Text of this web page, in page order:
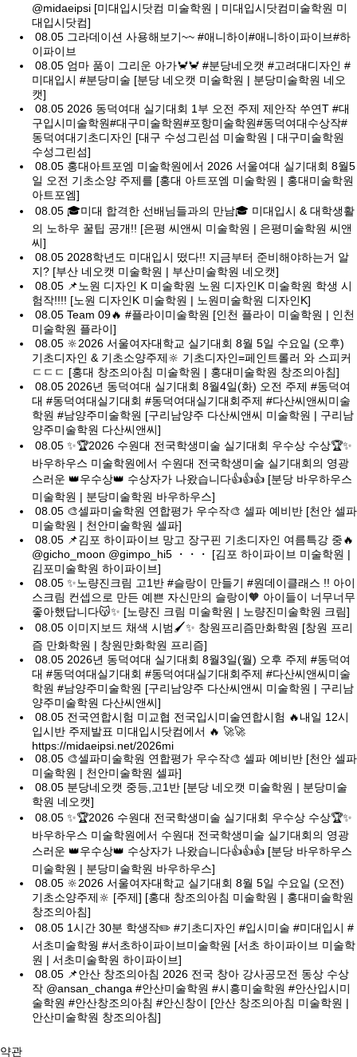
@midaeipsi [미대입시닷컴 미술학원 | 미대입시닷컴미술학원 미
대입시닷컴]
08.05 그라데이션 사용해보기~~ #애니하이#애니하이파이브#하
이파이브
08.05 엄마 품이 그리운 아가🦀🦀 #분당네오캣 #고려대디자인 #
미대입시 #분당미술 [분당 네오캣 미술학원 | 분당미술학원 네오
캣]
08.05 2026 동덕여대 실기대회 1부 오전 주제 제안작 쑤연T #대
구입시미술학원#대구미술학원#포항미술학원#동덕여대수상작#
동덕여대기초디자인 [대구 수성그린섬 미술학원 | 대구미술학원
수성그린섬]
08.05 홍대아트포엠 미술학원에서 2026 서울여대 실기대회 8월5
일 오전 기초소양 주제를 [홍대 아트포엠 미술학원 | 홍대미술학원
아트포엠]
08.05 🎓미대 합격한 선배님들과의 만남🎓 미대입시 & 대학생활
의 노하우 꿀팁 공개!! [은평 씨앤씨 미술학원 | 은평미술학원 씨앤
씨]
08.05 2028학년도 미대입시 떴다!! 지금부터 준비해야하는거 알
지? [부산 네오캣 미술학원 | 부산미술학원 네오캣]
08.05 📌노원 디자인 K 미술학원 노원 디자인K 미술학원 학생 시
험작!!!! [노원 디자인K 미술학원 | 노원미술학원 디자인K]
08.05 Team 09🔥 #플라이미술학원 [인천 플라이 미술학원 | 인천
미술학원 플라이]
08.05 🔆2026 서울여자대학교 실기대회 8월 5일 수요일 (오후)
기초디자인 & 기초소양주제🔆 기초디자인=페인트롤러 와 스피커
ㄷㄷㄷ [홍대 창조의아침 미술학원 | 홍대미술학원 창조의아침]
08.05 2026년 동덕여대 실기대회 8월4일(화) 오전 주제 #동덕여
대 #동덕여대실기대회 #동덕여대실기대회주제 #다산씨앤씨미술
학원 #남양주미술학원 [구리남양주 다산씨앤씨 미술학원 | 구리남
양주미술학원 다산씨앤씨]
08.05 ✨🏆2026 수원대 전국학생미술 실기대회 우수상 수상🏆✨
바우하우스 미술학원에서 수원대 전국학생미술 실기대회의 영광
스러운 👑우수상👑 수상자가 나왔습니다👍👍👍 [분당 바우하우스
미술학원 | 분당미술학원 바우하우스]
08.05 🎨셀파미술학원 연합평가 우수작🎨 셀파 예비반 [천안 셀파
미술학원 | 천안미술학원 셀파]
08.05 📌김포 하이파이브 망고 장구핀 기초디자인 여름특강 중🔥
@gicho_moon @gimpo_hi5 ・・・ [김포 하이파이브 미술학원 |
김포미술학원 하이파이브]
08.05 ✨노량진크림 고1반 #슬랑이 만들기 #원데이클래스 !! 아이
스크림 컨셉으로 만든 예쁜 자신만의 슬랑이🧡 아이들이 너무너무
좋아했답니다😽✨ [노량진 크림 미술학원 | 노량진미술학원 크림]
08.05 이미지보드 채색 시범🖌✨ 창원프리즘만화학원 [창원 프리
즘 만화학원 | 창원만화학원 프리즘]
08.05 2026년 동덕여대 실기대회 8월3일(월) 오후 주제 #동덕여
대 #동덕여대실기대회 #동덕여대실기대회주제 #다산씨앤씨미술
학원 #남양주미술학원 [구리남양주 다산씨앤씨 미술학원 | 구리남
양주미술학원 다산씨앤씨]
08.05 전국연합시험 미교협 전국입시미술연합시험 🔥내일 12시
입시반 주제발표 미대입시닷컴에서 🔥 🚀🚀
https://midaeipsi.net/2026mi
08.05 🎨셀파미술학원 연합평가 우수작🎨 셀파 예비반 [천안 셀파
미술학원 | 천안미술학원 셀파]
08.05 분당네오캣 중등,고1반 [분당 네오캣 미술학원 | 분당미술
학원 네오캣]
08.05 ✨🏆2026 수원대 전국학생미술 실기대회 우수상 수상🏆✨
바우하우스 미술학원에서 수원대 전국학생미술 실기대회의 영광
스러운 👑우수상👑 수상자가 나왔습니다👍👍👍 [분당 바우하우스
미술학원 | 분당미술학원 바우하우스]
08.05 🔆2026 서울여자대학교 실기대회 8월 5일 수요일 (오전)
기초소양주제🔆 [주제] [홍대 창조의아침 미술학원 | 홍대미술학원
창조의아침]
08.05 1시간 30분 학생작✏️ #기초디자인 #입시미술 #미대입시 #
서초미술학웡 #서초하이파이브미술학원 [서초 하이파이브 미술학
원 | 서초미술학원 하이파이브]
08.05 📌안산 창조의아침 2026 전국 창아 강사공모전 동상 수상
작 @ansan_changa #안산미술학원 #시흥미술학원 #안산입시미
술학원 #안산창조의아침 #안신창이 [안산 창조의아침 미술학원 |
안산미술학원 창조의아침]
약관